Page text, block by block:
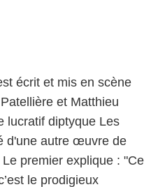
écrit et mis en scène
et Matthieu
lucratif diptyque Les
d'une autre œuvre de
premier explique : "Ce
le prodigieux